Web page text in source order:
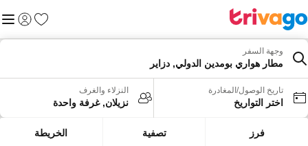
المفضلة
تسجيل
وجهة السفر
مطار هواري بومدين الدولي, دزاير
تاريخ الوصول/المغادرة
اختر التواريخ
النزلاء والغرف
نزيلان, غرفة واحدة
فرز تصفية الخريطة